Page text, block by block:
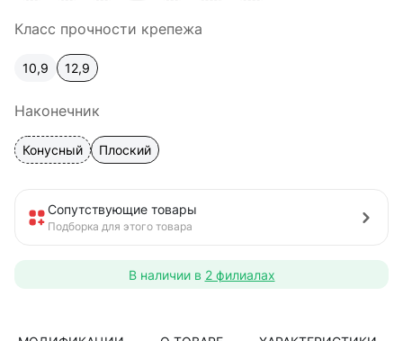
Класс прочности крепежа
10,9 12,9
Наконечник
Конусный Плоский
Сопутствующие товары
Подборка для этого товара
В наличии в 2 филиалах